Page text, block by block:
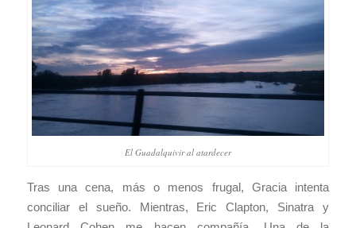
El Guadalquivir al atardecer
Tras una cena, más o menos frugal, Gracia intenta
conciliar el sueño. Mientras, Eric Clapton, Sinatra y